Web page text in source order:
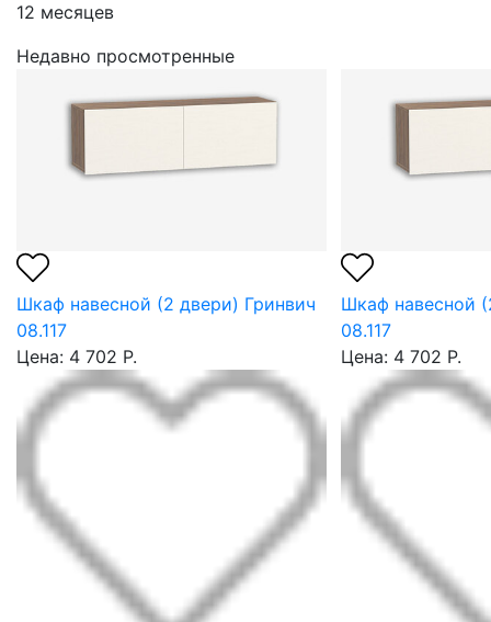
12 месяцев
Недавно просмотренные
Шкаф навесной (2 двери) Гринвич
08.117
Цена: 4 702 Р.
Шкаф навесной
08.117
Цена: 4 702 Р.